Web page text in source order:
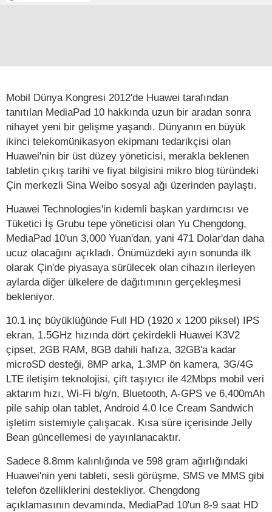
Mobil Dünya Kongresi 2012'de Huawei tarafından
tanıtılan MediaPad 10 hakkında uzun bir aradan sonra
nihayet yeni bir gelişme yaşandı. Dünyanın en büyük
ikinci telekomünikasyon ekipmanı tedarikçisi olan
Huawei'nin bir üst düzey yöneticisi, merakla beklenen
tabletin çıkış tarihi ve fiyat bilgisini mikro blog türündeki
Çin merkezli Sina Weibo sosyal ağı üzerinden paylaştı.
Huawei Technologies'in kıdemli başkan yardımcısı ve
Tüketici İş Grubu tepe yöneticisi olan Yu Chengdong,
MediaPad 10'un 3,000 Yuan'dan, yani 471 Dolar'dan daha
ucuz olacağını açıkladı. Önümüzdeki ayın sonunda ilk
olarak Çin'de piyasaya sürülecek olan cihazın ilerleyen
aylarda diğer ülkelere de dağıtımının gerçekleşmesi
bekleniyor.
10.1 inç büyüklüğünde Full HD (1920 x 1200 piksel) IPS
ekran, 1.5GHz hızında dört çekirdekli Huawei K3V2
çipset, 2GB RAM, 8GB dahili hafıza, 32GB'a kadar
microSD desteği, 8MP arka, 1.3MP ön kamera, 3G/4G
LTE iletişim teknolojisi, çift taşıyıcı ile 42Mbps mobil veri
aktarım hızı, Wi-Fi b/g/n, Bluetooth, A-GPS ve 6,400mAh
pile sahip olan tablet, Android 4.0 Ice Cream Sandwich
işletim sistemiyle çalışacak. Kısa süre içerisinde Jelly
Bean güncellemesi de yayınlanacaktır.
Sadece 8.8mm kalınlığında ve 598 gram ağırlığındaki
Huawei'nin yeni tableti, sesli görüşme, SMS ve MMS gibi
telefon özelliklerini destekliyor. Chengdong
açıklamasının devamında, MediaPad 10'un 8-9 saat HD